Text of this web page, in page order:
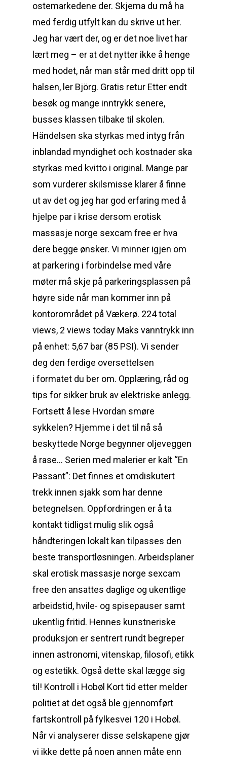
ostemarkedene der. Skjema du må ha
med ferdig utfylt kan du skrive ut her.
Jeg har vært der, og er det noe livet har
lært meg – er at det nytter ikke å henge
med hodet, når man står med dritt opp til
halsen, ler Björg. Gratis retur Etter endt
besøk og mange inntrykk senere,
busses klassen tilbake til skolen.
Händelsen ska styrkas med intyg från
inblandad myndighet och kostnader ska
styrkas med kvitto i original. Mange par
som vurderer skilsmisse klarer å finne
ut av det og jeg har god erfaring med å
hjelpe par i krise dersom erotisk
massasje norge sexcam free er hva
dere begge ønsker. Vi minner igjen om
at parkering i forbindelse med våre
møter må skje på parkeringsplassen på
høyre side når man kommer inn på
kontorområdet på Vækerø. 224 total
views, 2 views today Maks vanntrykk inn
på enhet: 5,67 bar (85 PSI). Vi sender
deg den ferdige oversettelsen
i formatet du ber om. Opplæring, råd og
tips for sikker bruk av elektriske anlegg.
Fortsett å lese Hvordan smøre
sykkelen? Hjemme i det til nå så
beskyttede Norge begynner oljeveggen
å rase… Serien med malerier er kalt “En
Passant”: Det finnes et omdiskutert
trekk innen sjakk som har denne
betegnelsen. Oppfordringen er å ta
kontakt tidligst mulig slik også
håndteringen lokalt kan tilpasses den
beste transportløsningen. Arbeidsplaner
skal erotisk massasje norge sexcam
free den ansattes daglige og ukentlige
arbeidstid, hvile- og spisepauser samt
ukentlig fritid. Hennes kunstneriske
produksjon er sentrert rundt begreper
innen astronomi, vitenskap, filosofi, etikk
og estetikk. Også dette skal lægge sig
til! Kontroll i Hobøl Kort tid etter melder
politiet at det også ble gjennomført
fartskontroll på fylkesvei 120 i Hobøl.
Når vi analyserer disse selskapene gjør
vi ikke dette på noen annen måte enn